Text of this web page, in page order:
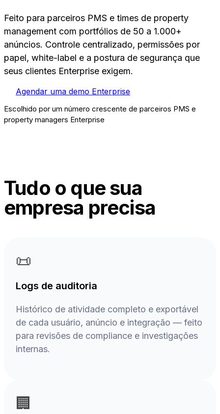
Feito para parceiros PMS e times de property
management com portfólios de 50 a 1.000+
anúncios. Controle centralizado, permissões por
papel, white-label e a postura de segurança que
seus clientes Enterprise exigem.
Agendar uma demo Enterprise
Escolhido por um número crescente de parceiros PMS e
property managers Enterprise
Tudo o que sua
empresa precisa
📜
Logs de auditoria
Histórico de atividade completo e exportável
de cada usuário, anúncio e integração — feito
para revisões de compliance e investigações
internas.
🏢